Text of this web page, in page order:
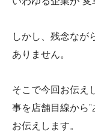
しかし、残念なが
ありません。
そこで今回お伝え
事を店舗目線から
お伝えします。